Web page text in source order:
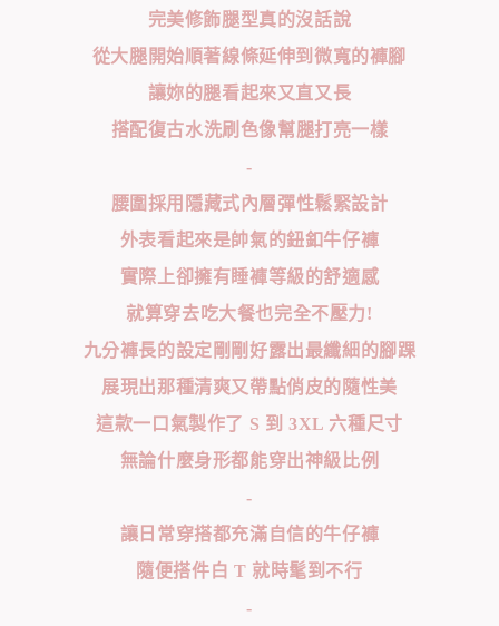
完美修飾腿型真的沒話說
從大腿開始順著線條延伸到微寬的褲腳
讓妳的腿看起來又直又長
搭配復古水洗刷色像幫腿打亮一樣
-
腰圍採用隱藏式內層彈性鬆緊設計
外表看起來是帥氣的鈕釦牛仔褲
實際上卻擁有睡褲等級的舒適感
就算穿去吃大餐也完全不壓力!
九分褲長的設定剛剛好露出最纖細的腳踝
展現出那種清爽又帶點俏皮的隨性美
這款一口氣製作了 S 到 3XL 六種尺寸
無論什麼身形都能穿出神級比例
-
讓日常穿搭都充滿自信的牛仔褲
隨便搭件白 T 就時髦到不行
-